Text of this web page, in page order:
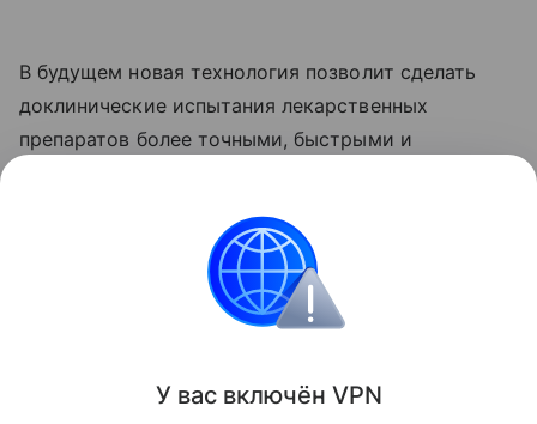
В будущем новая технология позволит сделать
доклинические испытания лекарственных
препаратов более точными, быстрыми и
Ранее Наука Mail писала, что в кишечнике
, подавляющий тягу к сладкому.
У вас включён VPN